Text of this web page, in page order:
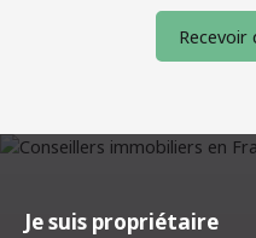
Recevoir
Je suis propriétaire